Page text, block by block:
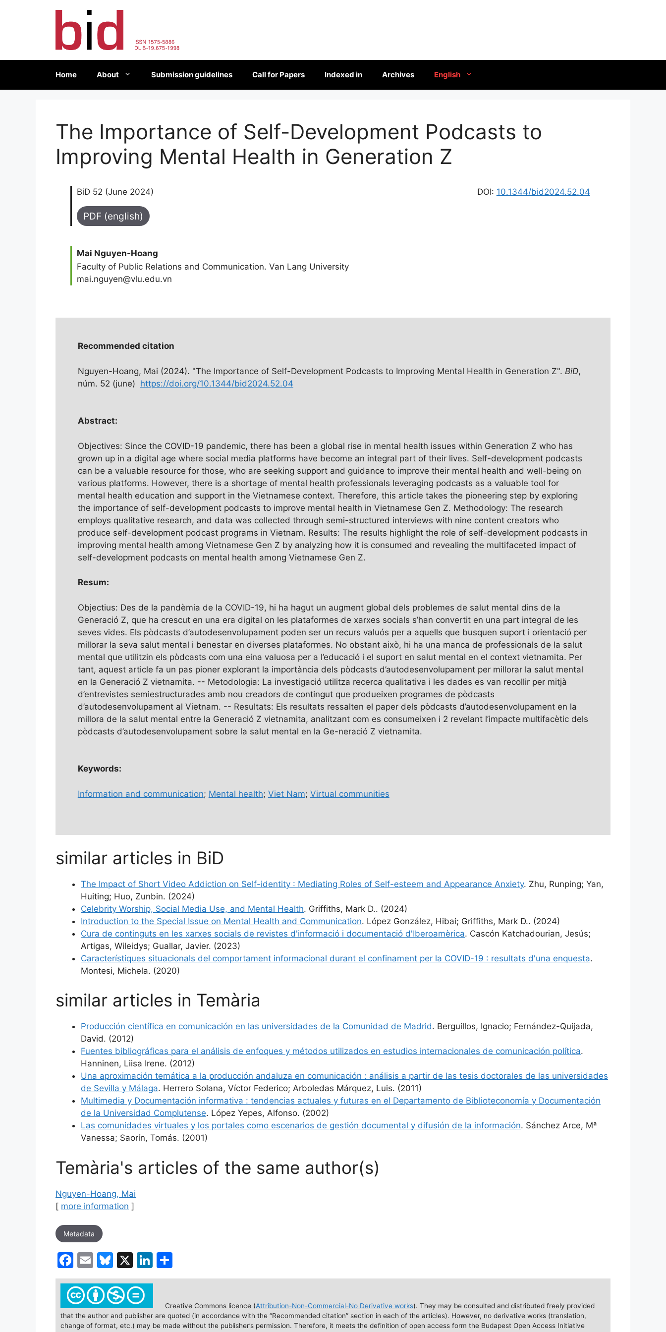
Home About Submission guidelines Call for Papers Indexed in Archives English
The Importance of Self-Development Podcasts to
Improving Mental Health in Generation Z
BiD 52 (June 2024) DOI: 10.1344/bid2024.52.04
PDF (english)
Mai Nguyen-Hoang
Faculty of Public Relations and Communication. Van Lang University
mai.nguyen@vlu.edu.vn
Recommended citation
Nguyen-Hoang, Mai (2024). "The Importance of Self-Development Podcasts to Improving Mental Health in Generation Z". BiD,
núm. 52 (june) https://doi.org/10.1344/bid2024.52.04
Abstract:
Objectives: Since the COVID-19 pandemic, there has been a global rise in mental health issues within Generation Z who has
grown up in a digital age where social media platforms have become an integral part of their lives. Self-development podcasts
can be a valuable resource for those, who are seeking support and guidance to improve their mental health and well-being on
various platforms. However, there is a shortage of mental health professionals leveraging podcasts as a valuable tool for
mental health education and support in the Vietnamese context. Therefore, this article takes the pioneering step by exploring
the importance of self-development podcasts to improve mental health in Vietnamese Gen Z. Methodology: The research
employs qualitative research, and data was collected through semi-structured interviews with nine content creators who
produce self-development podcast programs in Vietnam. Results: The results highlight the role of self-development podcasts in
improving mental health among Vietnamese Gen Z by analyzing how it is consumed and revealing the multifaceted impact of
self-development podcasts on mental health among Vietnamese Gen Z.
Resum:
Objectius: Des de la pandèmia de la COVID-19, hi ha hagut un augment global dels problemes de salut mental dins de la
Generació Z, que ha crescut en una era digital on les plataformes de xarxes socials s’han convertit en una part integral de les
seves vides. Els pòdcasts d’autodesenvolupament poden ser un recurs valuós per a aquells que busquen suport i orientació per
millorar la seva salut mental i benestar en diverses plataformes. No obstant això, hi ha una manca de professionals de la salut
mental que utilitzin els pòdcasts com una eina valuosa per a l’educació i el suport en salut mental en el context vietnamita. Per
tant, aquest article fa un pas pioner explorant la importància dels pòdcasts d’autodesenvolupament per millorar la salut mental
en la Generació Z vietnamita. -- Metodologia: La investigació utilitza recerca qualitativa i les dades es van recollir per mitjà
d’entrevistes semiestructurades amb nou creadors de contingut que produeixen programes de pòdcasts
d’autodesenvolupament al Vietnam. -- Resultats: Els resultats ressalten el paper dels pòdcasts d’autodesenvolupament en la
millora de la salut mental entre la Generació Z vietnamita, analitzant com es consumeixen i 2 revelant l’impacte multifacètic dels
pòdcasts d’autodesenvolupament sobre la salut mental en la Ge-neració Z vietnamita.
Keywords:
Information and communication; Mental health; Viet Nam; Virtual communities
similar articles in BiD
The Impact of Short Video Addiction on Self-identity : Mediating Roles of Self-esteem and Appearance Anxiety. Zhu, Runping; Yan,
Huiting; Huo, Zunbin. (2024)
Celebrity Worship, Social Media Use, and Mental Health. Griffiths, Mark D.. (2024)
Introduction to the Special Issue on Mental Health and Communication. López González, Hibai; Griffiths, Mark D.. (2024)
Cura de continguts en les xarxes socials de revistes d'informació i documentació d'Iberoamèrica. Cascón Katchadourian, Jesús;
Artigas, Wileidys; Guallar, Javier. (2023)
Característiques situacionals del comportament informacional durant el confinament per la COVID-19 : resultats d'una enquesta.
Montesi, Michela. (2020)
similar articles in Temària
Producción científica en comunicación en las universidades de la Comunidad de Madrid. Berguillos, Ignacio; Fernández-Quijada,
David. (2012)
Fuentes bibliográficas para el análisis de enfoques y métodos utilizados en estudios internacionales de comunicación política.
Hanninen, Liisa Irene. (2012)
Una aproximación temática a la producción andaluza en comunicación : análisis a partir de las tesis doctorales de las universidades
de Sevilla y Málaga. Herrero Solana, Víctor Federico; Arboledas Márquez, Luis. (2011)
Multimedia y Documentación informativa : tendencias actuales y futuras en el Departamento de Biblioteconomía y Documentación
de la Universidad Complutense. López Yepes, Alfonso. (2002)
Las comunidades virtuales y los portales como escenarios de gestión documental y difusión de la información. Sánchez Arce, Mª
Vanessa; Saorín, Tomás. (2001)
Temària's articles of the same author(s)
Nguyen-Hoang, Mai
[ more information ]
Metadata
F
a
c
e
b
E
m
ai
l
Bl
u
e
s
k
X
Li
n
e
dI
h
e
Creative Commons licence (Attribution-Non-Commercial-No Derivative works). They may be consulted and distributed freely provided
that the author and publisher are quoted (in accordance with the “Recommended citation” section in each of the articles). However, no derivative works (translation,
change of format, etc.) may be made without the publisher’s permission. Therefore, it meets the definition of open access form the Budapest Open Access Initiative